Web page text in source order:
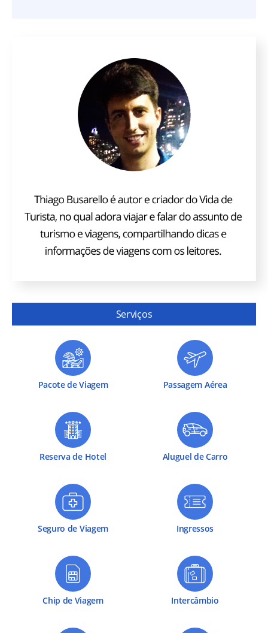
Serviços
Pacote de Viagem Passagem Aérea
Reserva de Hotel Aluguel de Carro
Seguro de Viagem Ingressos
Chip de Viagem Intercâmbio